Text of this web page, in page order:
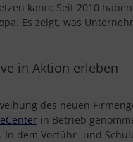
kann: Seit 2010
Es zeigt, was
in Aktion erleben
des neuen
in Betrieb
dem Vorführ- und